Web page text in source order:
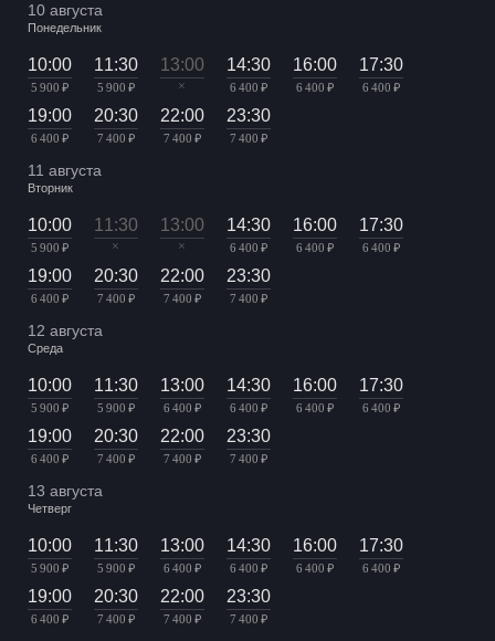
10 августа
Понедельник
10:00
5 900 ₽
11:30
5 900 ₽
13:00
×
14:30
6 400 ₽
16:00
6 400 ₽
17:30
6 400 ₽
19:00
6 400 ₽
20:30
7 400 ₽
22:00
7 400 ₽
23:30
7 400 ₽
11 августа
Вторник
10:00
5 900 ₽
11:30
×
13:00
×
14:30
6 400 ₽
16:00
6 400 ₽
17:30
6 400 ₽
19:00
6 400 ₽
20:30
7 400 ₽
22:00
7 400 ₽
23:30
7 400 ₽
12 августа
Среда
10:00
5 900 ₽
11:30
5 900 ₽
13:00
6 400 ₽
14:30
6 400 ₽
16:00
6 400 ₽
17:30
6 400 ₽
19:00
6 400 ₽
20:30
7 400 ₽
22:00
7 400 ₽
23:30
7 400 ₽
13 августа
Четверг
10:00
5 900 ₽
11:30
5 900 ₽
13:00
6 400 ₽
14:30
6 400 ₽
16:00
6 400 ₽
17:30
6 400 ₽
19:00
6 400 ₽
20:30
7 400 ₽
22:00
7 400 ₽
23:30
7 400 ₽